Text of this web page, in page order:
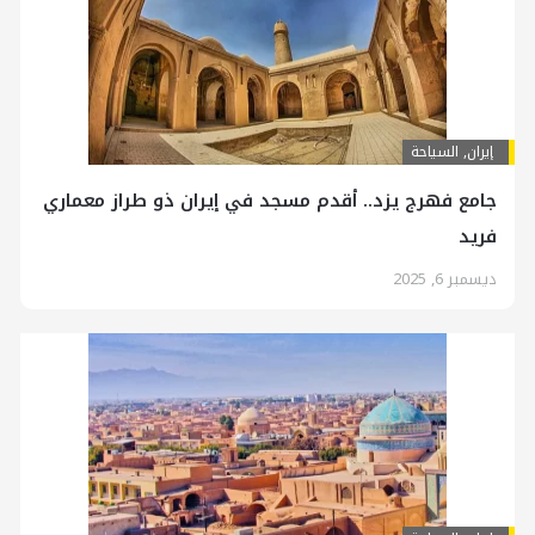
إيران, السياحة
جامع فهرج يزد.. أقدم مسجد في إيران ذو طراز معماري
فريد
ديسمبر 6, 2025